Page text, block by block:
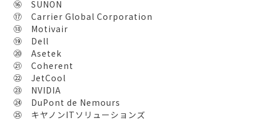
⑯ SUNON
⑰ Carrier Global Corporation
⑱ Motivair
⑲ Dell
⑳ Asetek
㉑ Coherent
㉒ JetCool
㉓ NVIDIA
㉔ DuPont de Nemours
㉕ キヤノンITソリューションズ